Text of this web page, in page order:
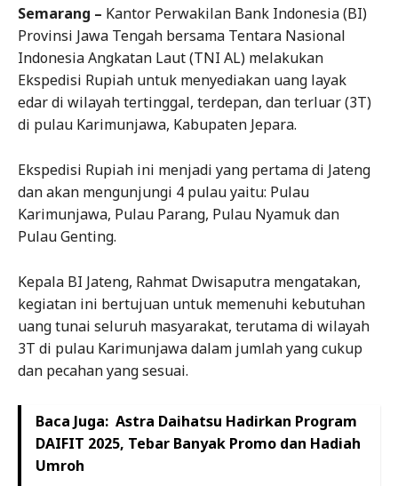
Semarang – Kantor Perwakilan Bank Indonesia (BI)
Provinsi Jawa Tengah bersama Tentara Nasional
Indonesia Angkatan Laut (TNI AL) melakukan
Ekspedisi Rupiah untuk menyediakan uang layak
edar di wilayah tertinggal, terdepan, dan terluar (3T)
di pulau Karimunjawa, Kabupaten Jepara.
Ekspedisi Rupiah ini menjadi yang pertama di Jateng
dan akan mengunjungi 4 pulau yaitu: Pulau
Karimunjawa, Pulau Parang, Pulau Nyamuk dan
Pulau Genting.
Kepala BI Jateng, Rahmat Dwisaputra mengatakan,
kegiatan ini bertujuan untuk memenuhi kebutuhan
uang tunai seluruh masyarakat, terutama di wilayah
3T di pulau Karimunjawa dalam jumlah yang cukup
dan pecahan yang sesuai.
Baca Juga: Astra Daihatsu Hadirkan Program
DAIFIT 2025, Tebar Banyak Promo dan Hadiah
Umroh